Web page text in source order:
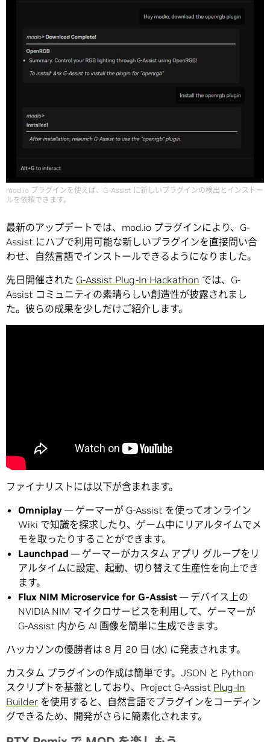
mod.io プラグインを使えば、G-Assist に新しいプラグインの検出とインストー
ルを依頼できます。
最新のアップデートでは、mod.io プラグインにより、G-
Assist にハブで利用可能な新しいプラグインを直接問い合
わせ、自然言語でインストールできるようになりました。
先日開催された G-Assist Plug-In Hackathon では、G-
Assist コミュニティの素晴らしい創造性が披露されまし
た。彼らの成果を少しだけご紹介します。
ファイナリストには以下が含まれます。
Omniplay — ゲーマーが G-Assist を使ってオンライン
Wiki で知識を探求したり、ゲーム中にリアルタイムでメ
モを取ったりすることができます。
Launchpad — ゲーマーがカスタム アプリ グループをリ
アルタイムに設定、起動、切り替えて生産性を向上でき
ます。
Flux NIM Microservice for G-Assist — デバイス上の
NVIDIA NIM マイクロサービスを利用して、ゲーマーが
G-Assist 内から AI 画像を簡単に生成できます。
ハッカソンの優勝者は 8 月 20 日 (水) に発表されます。
カスタム プラグインの作成は簡単です。JSON と Python
スクリプトを基盤としており、Project G-Assist Plug-In
Builder を使用すると、自然言語でプラグインをコーディン
グできるため、開発がさらに簡素化されます。